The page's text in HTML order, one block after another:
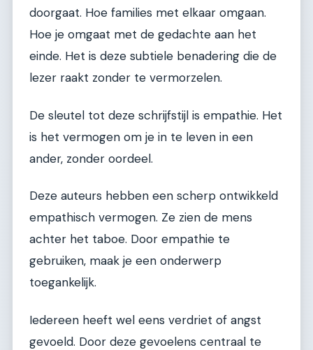
doorgaat. Hoe families met elkaar omgaan.
Hoe je omgaat met de gedachte aan het
einde. Het is deze subtiele benadering die de
lezer raakt zonder te vermorzelen.
De sleutel tot deze schrijfstijl is empathie. Het
is het vermogen om je in te leven in een
ander, zonder oordeel.
Deze auteurs hebben een scherp ontwikkeld
empathisch vermogen. Ze zien de mens
achter het taboe. Door empathie te
gebruiken, maak je een onderwerp
toegankelijk.
Iedereen heeft wel eens verdriet of angst
gevoeld. Door deze gevoelens centraal te